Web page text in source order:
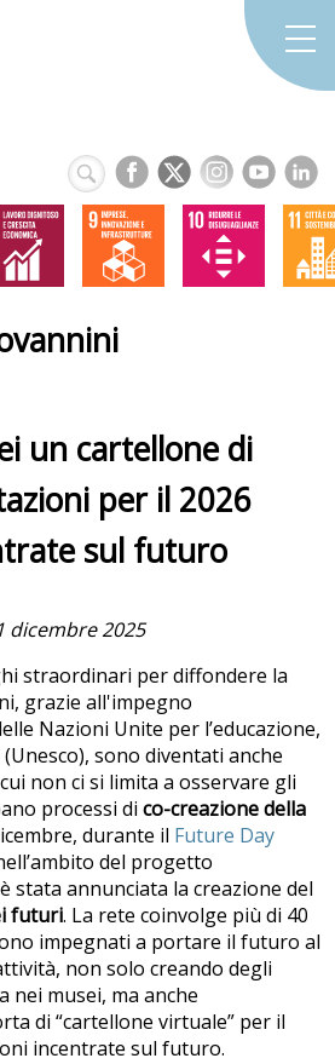
un cartellone di
per il 2026
sul futuro
dicembre 2025
straordinari per diffondere la
grazie all'impegno
Nazioni Unite per l’educazione,
sono diventati anche
non ci si limita a osservare gli
processi di co-creazione della
durante il Future Day
del progetto
stata annunciata la creazione del
futuri. La rete coinvolge più di 40
impegnati a portare il futuro al
non solo creando degli
nei musei, ma anche
di “cartellone virtuale” per il
incentrate sul futuro.